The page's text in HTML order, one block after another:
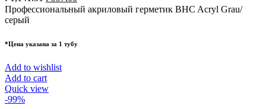
Профессиональный акриловый герметик BHC Acryl Grau/
серый
*Цена указана за 1 тубу
Add to wishlist
Add to cart
Quick view
-99%